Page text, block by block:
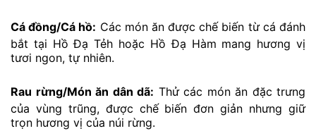
Cá đồng/Cá hồ: Các món ăn được chế biến từ cá đánh
bắt tại Hồ Đạ Tẻh hoặc Hồ Đạ Hàm mang hương vị
tươi ngon, tự nhiên.
Rau rừng/Món ăn dân dã: Thử các món ăn đặc trưng
của vùng trũng, được chế biến đơn giản nhưng giữ
trọn hương vị của núi rừng.